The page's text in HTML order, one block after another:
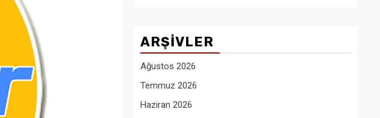
ARŞIVLER
Ağustos 2026
Temmuz 2026
Haziran 2026